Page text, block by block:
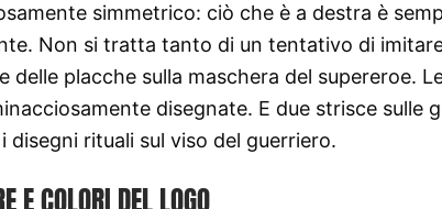
simmetrico: ciò che è a destra è
Non si tratta tanto di un tentativo di
placche sulla maschera del supereroe.
disegnate. E due strisce sulle
rituali sul viso del guerriero.
E COLORI DEL LOGO